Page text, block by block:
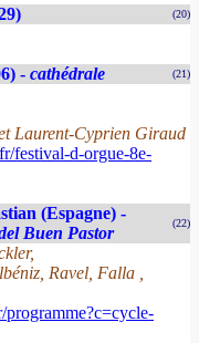
(20)
- cathédrale (21)
Laurent-Cyprien Giraud
festival-d-orgue-8e-
(Espagne) -
Buen Pastor
(22)
Ravel, Falla ,